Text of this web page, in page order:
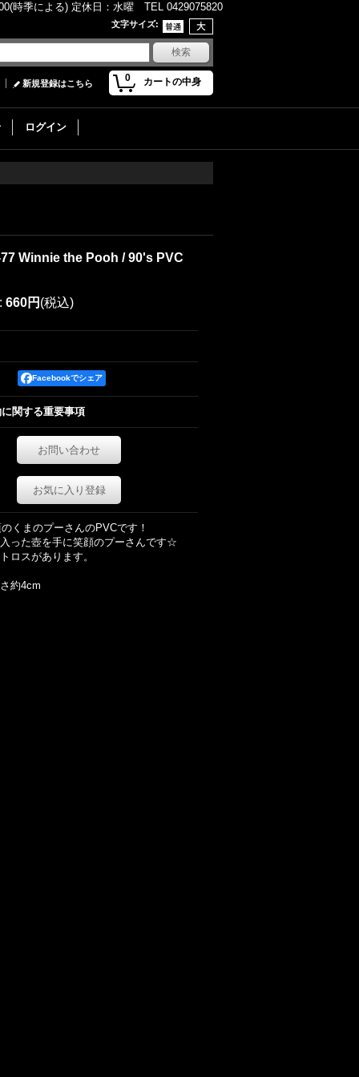
時季による) 定休日：水曜 TEL 0429075820
文字サイズ:
0 カートの中身
新規登録はこちら
ログイン
Winnie the Pooh / 90's PVC
: 660円 (税込)
Facebookでシェア
関する重要事項
お問い合わせ
お気に入り登録
くまのプーさんのPVCです！
った壺を手に笑顔のプーさんです☆
ロスがあります。
約4cm